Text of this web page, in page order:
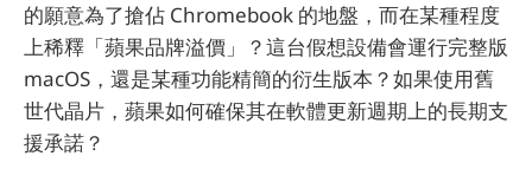
的願意為了搶佔 Chromebook 的地盤，而在某種程度
上稀釋「蘋果品牌溢價」？這台假想設備會運行完整版
macOS，還是某種功能精簡的衍生版本？如果使用舊
世代晶片，蘋果如何確保其在軟體更新週期上的長期支
援承諾？